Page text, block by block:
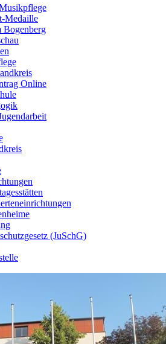
Medaille
Bogenberg
Online
(JuSchG)